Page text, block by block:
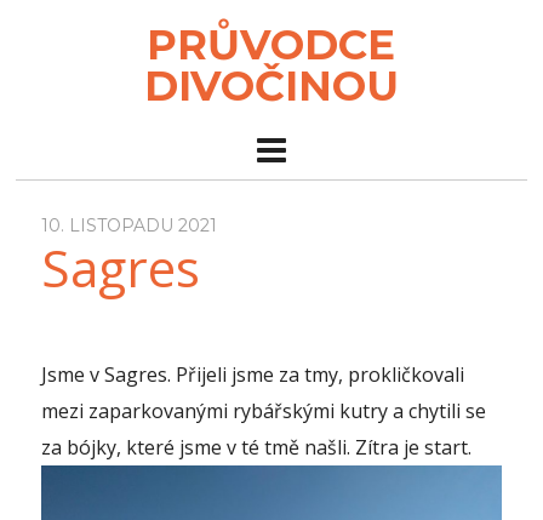
PRŮVODCE
DIVOČINOU
10. LISTOPADU 2021
Sagres
Jsme v Sagres. Přijeli jsme za tmy, prokličkovali
mezi zaparkovanými rybářskými kutry a chytili se
za bójky, které jsme v té tmě našli. Zítra je start.